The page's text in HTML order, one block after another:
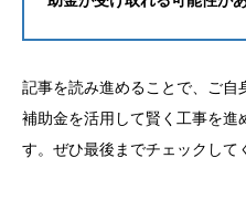
記事を読み進めることで、ご自
補助金を活用して賢く工事を進
す。ぜひ最後までチェックして